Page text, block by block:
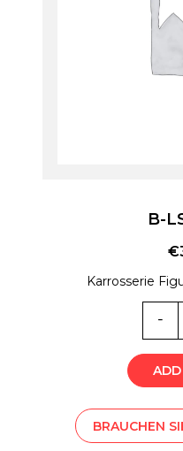
B-
€
Karrosserie
B-
BRAUCHEN